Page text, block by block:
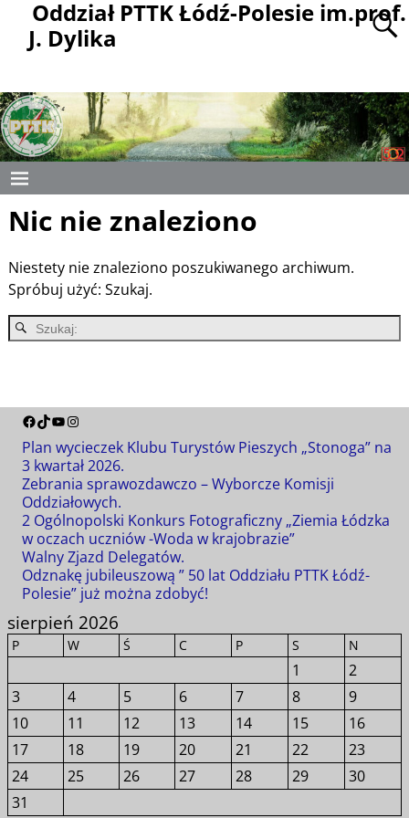
Oddział PTTK Łódź-Polesie im.prof.
J. Dylika
Nic nie znaleziono
Niestety nie znaleziono poszukiwanego archiwum.
Spróbuj użyć: Szukaj.
Plan wycieczek Klubu Turystów Pieszych „Stonoga” na
3 kwartał 2026.
Zebrania sprawozdawczo – Wyborcze Komisji
Oddziałowych.
2 Ogólnopolski Konkurs Fotograficzny „Ziemia Łódzka
w oczach uczniów -Woda w krajobrazie”
Walny Zjazd Delegatów.
Odznakę jubileuszową ” 50 lat Oddziału PTTK Łódź-
Polesie” już można zdobyć!
sierpień 2026
P W Ś C P S N
1
2
3
4 5 6 7 8
9
10
11 12 13 14 15
16
17
18 19 20 21 22
23
24
25 26 27 28 29
30
31